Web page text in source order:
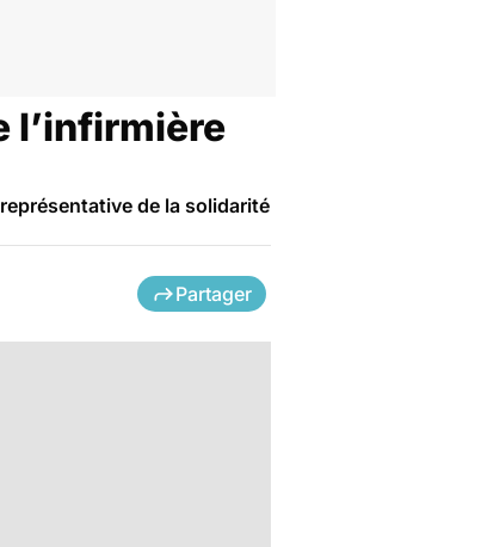
l’infirmière
de la solidarité
Partager